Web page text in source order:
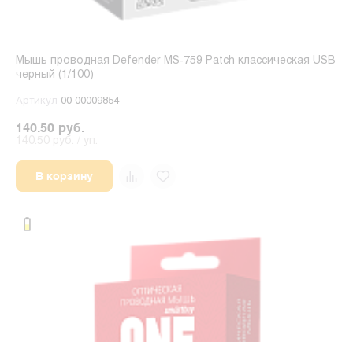
Мышь проводная Defender MS-759 Patch классическая USB
черный (1/100)
Артикул 00-00009854
140.50 руб.
В корзину